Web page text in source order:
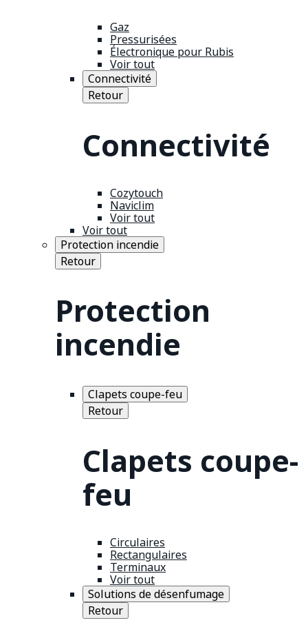
Gaz
Pressurisées
Électronique pour Rubis
Voir tout
Connectivité
Retour
Connectivité
Cozytouch
Naviclim
Voir tout
Voir tout
Protection incendie
Retour
Protection
incendie
Clapets coupe-feu
Retour
Clapets coupe-
feu
Circulaires
Rectangulaires
Terminaux
Voir tout
Solutions de désenfumage
Retour